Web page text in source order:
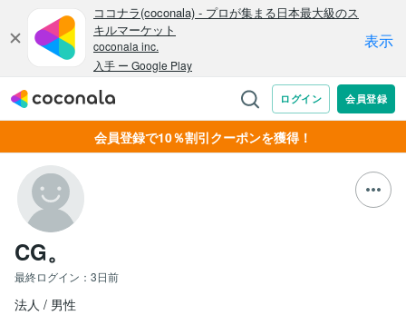
会員登録で10％割引クーポンを獲得！
CG。
最終ログイン： 3日前
法人 男性